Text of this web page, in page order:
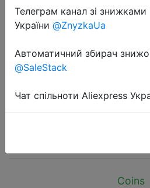
2025-05-29
ISE MOUNT Outdoor
Portable 1.1L
Seasoning Bottle
Sundries
Coins
Телеграм канал зі
України @ZnyzkaUa
Автоматичний збирач
@SaleStack
Чат спільноти Aliexpress